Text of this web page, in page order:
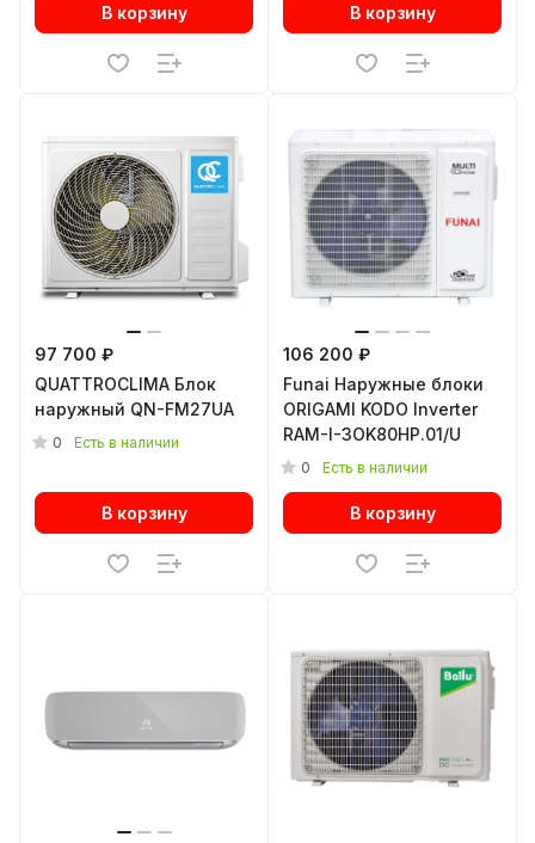
В корзину В корзину
97 700 ₽
QUATTROCLIMA Блок
наружный QN-FM27UA
0 Есть в наличии
В корзину
106 200 ₽
Funai Наружные блоки
ORIGAMI KODO Inverter
RAM-I-3OK80HP.01/U
0 Есть в наличии
В корзину